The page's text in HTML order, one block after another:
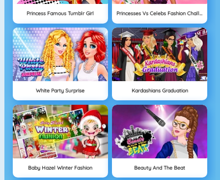
Princess Famous Tumblr Girl Princesses Vs Celebs Fashion Challenge
White Party Surprise Kardashians Graduation
Baby Hazel Winter Fashion Beauty And The Beat